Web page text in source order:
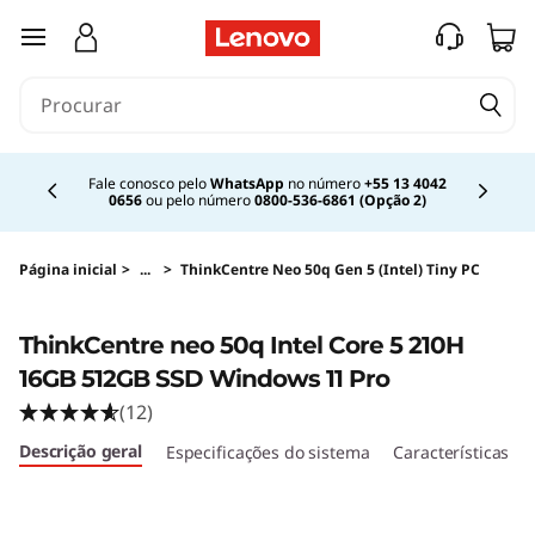
saltar para o conteúdo principal
Fale conosco peloWhatsApp no número+55 13 4042
0656ou pelo número0800-536-6861 (Opção 2)
Página inicial > ... > ThinkCentre Neo 50q Gen 5 (Intel) Tiny PC
ThinkCentre neo 50q Intel Core 5 210H
16GB 512GB SSD Windows 11 Pro
(12)
Descrição geral Especificações do sistema Características